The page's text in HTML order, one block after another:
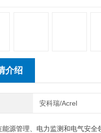
介绍
安科瑞/Acrel
能源管理、电力监测和电气安全